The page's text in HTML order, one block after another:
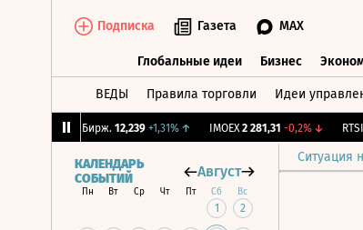
Подписка Газета MAX
Глобальные идеи Бизнес
ВЕДЫ Правила торговли Идеи
CNY Бирж. 12,239 +1,31%↑ IMOEX 2 281,31 -0,2%↓ RTSI
Ситуация
КАЛЕНДАРЬ
СОБЫТИЙ
Август
Пн Вт Ср Чт Пт Сб Вс
1 2